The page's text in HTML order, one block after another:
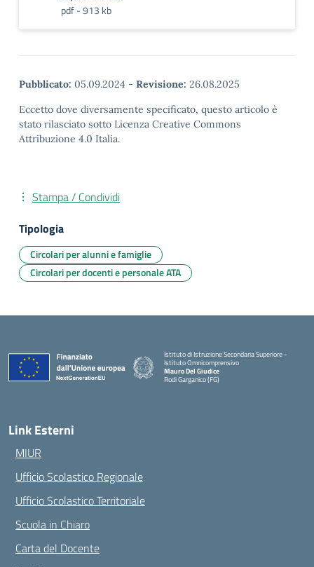
pdf - 913 kb
Pubblicato: 05.09.2024 - Revisione: 26.08.2025
Eccetto dove diversamente specificato, questo articolo è
stato rilasciato sotto Licenza Creative Commons
Attribuzione 4.0 Italia.
Stampa / Condividi
Tipologia
Circolari per alunni e famiglie
Circolari per docenti e personale ATA
Istituto di Istruzione Secondaria Superiore -
Istituto Omnicomprensivo
Mauro Del Giudice
Rodi Garganico (FG)
— Visita la pagina iniziale della scuola
Link Esterni
MIUR
Ufficio Scolastico Regionale
Ufficio Scolastico Territoriale
Scuola in Chiaro
Carta del Docente